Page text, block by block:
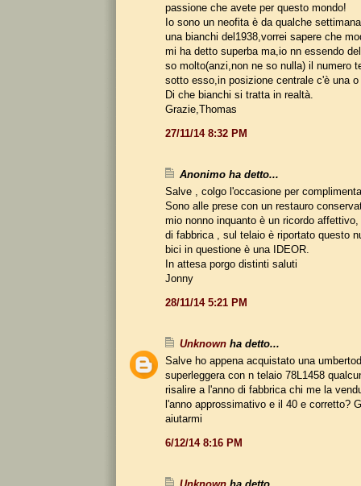
passione che avete per questo mondo!
Io sono un neofita è da qualche
una bianchi del1938,vorrei sapere che
mi ha detto superba ma,io nn essendo
so molto(anzi,non ne so nulla) il numero
sotto esso,in posizione centrale c'è una
Di che bianchi si tratta in realtà.
Grazie,Thomas
27/11/14 8:32 PM
Anonimo ha detto...
Salve , colgo l'occasione per
Sono alle prese con un restauro
mio nonno inquanto è un ricordo
di fabbrica , sul telaio è riportato questo
bici in questione è una IDEOR.
In attesa porgo distinti saluti
Jonny
28/11/14 5:21 PM
Unknown ha detto...
Salve ho appena acquistato una
superleggera con n telaio 78L1458
risalire a l'anno di fabbrica chi me la
l'anno approssimativo e il 40 e corretto?
aiutarmi
6/12/14 8:16 PM
Unknown ha detto...